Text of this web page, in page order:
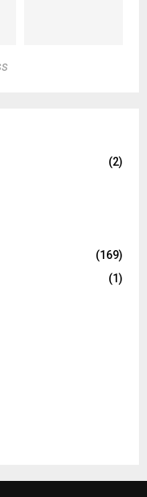
(2)
(169)
(1)